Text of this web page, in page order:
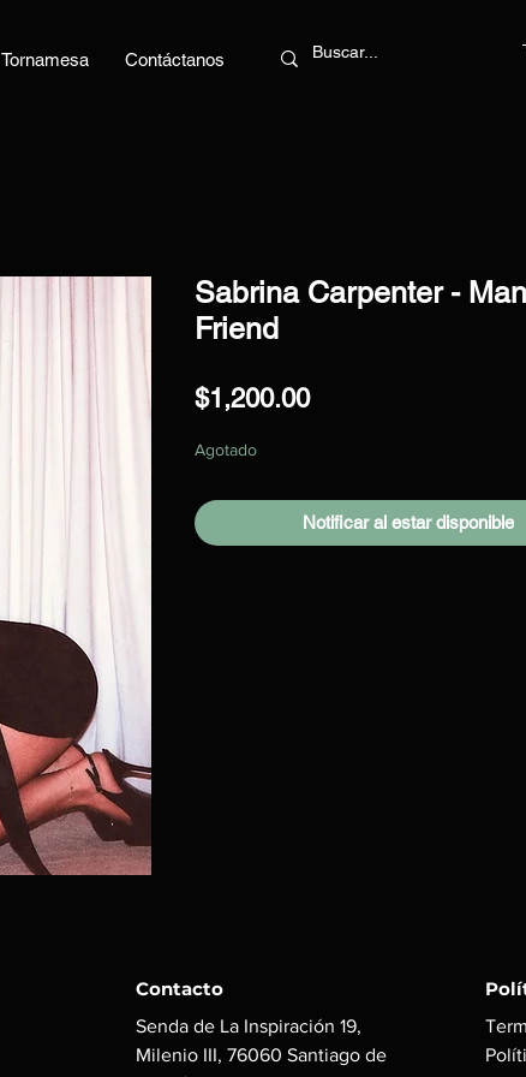
Tornamesa Contáctanos
Sabrina Carpenter -
Friend
$1,200.00Precio
Agotado
Notificar al estar disponible
Contacto
Senda de La Inspiración 19,
Milenio III, 76060 Santiago de